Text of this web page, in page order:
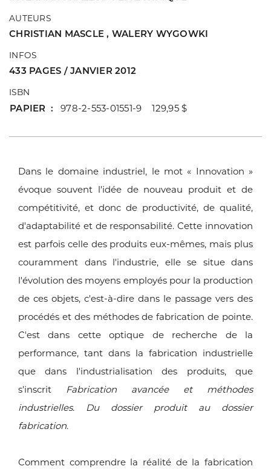
AUTEURS
CHRISTIAN MASCLE, WALERY WYGOWKI
INFOS
433 PAGES / JANVIER 2012
ISBN
PAPIER 978-2-553-01551-9 129,95 $
Dans le domaine industriel, le mot « Innovation »
évoque souvent l'idée de nouveau produit et de
compétitivité, et donc de productivité, de qualité,
d'adaptabilité et de responsabilité. Cette innovation
est parfois celle des produits eux-mêmes, mais plus
couramment dans l'industrie, elle se situe dans
l'évolution des moyens employés pour la production
de ces objets, c'est-à-dire dans le passage vers des
procédés et des méthodes de fabrication de pointe.
C'est dans cette optique de recherche de la
performance, tant dans la fabrication industrielle
que dans l'industrialisation des produits, que
s'inscrit Fabrication avancée et méthodes
industrielles. Du dossier produit au dossier
fabrication.
Comment comprendre la réalité de la fabrication